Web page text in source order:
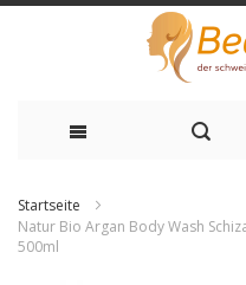
Inhalt
Startseite
Natur Bio Argan Body Wash
500ml